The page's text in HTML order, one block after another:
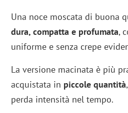
Una noce moscata di buona
dura, compatta e profumata,
uniforme e senza crepe
La versione macinata è più
acquistata in piccole quantità
perda intensità nel tempo.